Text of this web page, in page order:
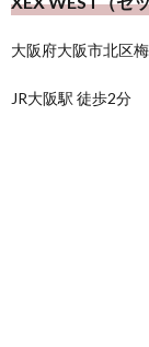
大阪府大阪市北区
JR大阪駅 徒歩2分